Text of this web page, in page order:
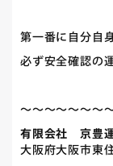
第一番に自分自
必ず安全確認の
～～～～～～
有限会社 京豊
大阪府大阪市東